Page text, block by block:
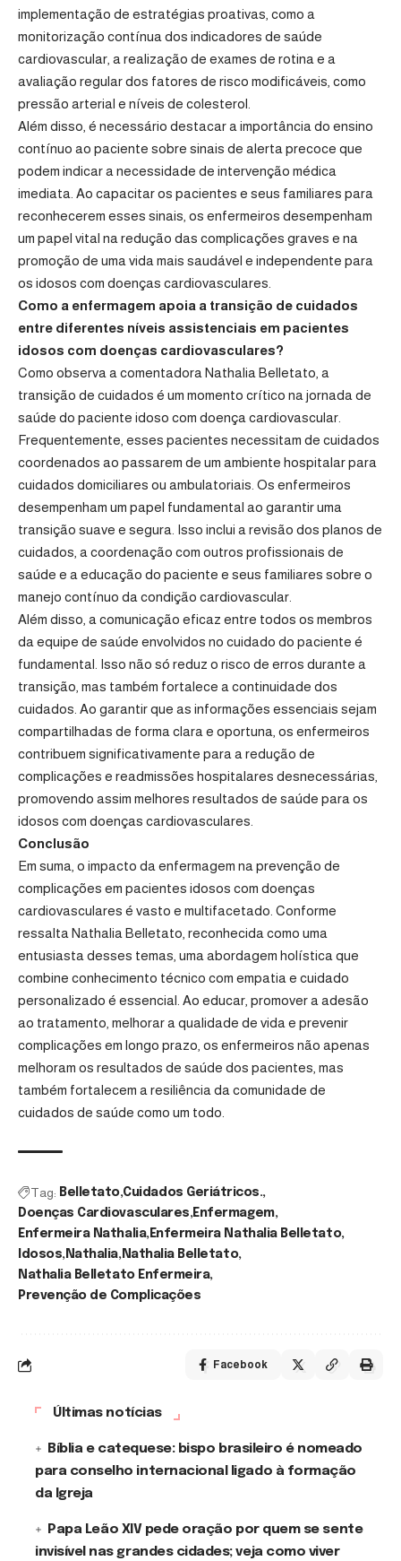
implementação de estratégias proativas, como a
monitorização contínua dos indicadores de saúde
cardiovascular, a realização de exames de rotina e a
avaliação regular dos fatores de risco modificáveis, como
pressão arterial e níveis de colesterol.
Além disso, é necessário destacar a importância do ensino
contínuo ao paciente sobre sinais de alerta precoce que
podem indicar a necessidade de intervenção médica
imediata. Ao capacitar os pacientes e seus familiares para
reconhecerem esses sinais, os enfermeiros desempenham
um papel vital na redução das complicações graves e na
promoção de uma vida mais saudável e independente para
os idosos com doenças cardiovasculares.
Como a enfermagem apoia a transição de cuidados
entre diferentes níveis assistenciais em pacientes
idosos com doenças cardiovasculares?
Como observa a comentadora Nathalia Belletato, a
transição de cuidados é um momento crítico na jornada de
saúde do paciente idoso com doença cardiovascular.
Frequentemente, esses pacientes necessitam de cuidados
coordenados ao passarem de um ambiente hospitalar para
cuidados domiciliares ou ambulatoriais. Os enfermeiros
desempenham um papel fundamental ao garantir uma
transição suave e segura. Isso inclui a revisão dos planos de
cuidados, a coordenação com outros profissionais de
saúde e a educação do paciente e seus familiares sobre o
manejo contínuo da condição cardiovascular.
Além disso, a comunicação eficaz entre todos os membros
da equipe de saúde envolvidos no cuidado do paciente é
fundamental. Isso não só reduz o risco de erros durante a
transição, mas também fortalece a continuidade dos
cuidados. Ao garantir que as informações essenciais sejam
compartilhadas de forma clara e oportuna, os enfermeiros
contribuem significativamente para a redução de
complicações e readmissões hospitalares desnecessárias,
promovendo assim melhores resultados de saúde para os
idosos com doenças cardiovasculares.
Conclusão
Em suma, o impacto da enfermagem na prevenção de
complicações em pacientes idosos com doenças
cardiovasculares é vasto e multifacetado. Conforme
ressalta Nathalia Belletato, reconhecida como uma
entusiasta desses temas, uma abordagem holística que
combine conhecimento técnico com empatia e cuidado
personalizado é essencial. Ao educar, promover a adesão
ao tratamento, melhorar a qualidade de vida e prevenir
complicações em longo prazo, os enfermeiros não apenas
melhoram os resultados de saúde dos pacientes, mas
também fortalecem a resiliência da comunidade de
cuidados de saúde como um todo.
Tag: Belletato Cuidados Geriátricos.
Doenças Cardiovasculares Enfermagem
Enfermeira Nathalia Enfermeira Nathalia Belletato
Idosos Nathalia Nathalia Belletato
Nathalia Belletato Enfermeira
Prevenção de Complicações
Facebook
Últimas notícias
Bíblia e catequese: bispo brasileiro é nomeado
para conselho internacional ligado à formação
da Igreja
Papa Leão XIV pede oração por quem se sente
invisível nas grandes cidades; veja como viver